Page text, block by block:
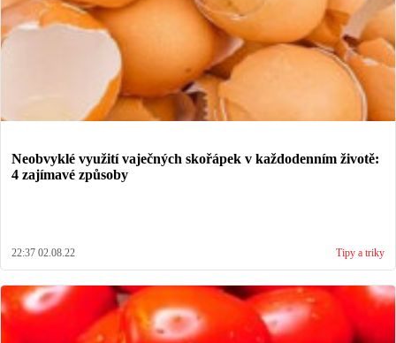
Neobvyklé využití vaječných skořápek v každodenním životě:
4 zajímavé způsoby
22:37 02.08.22 Tipy a triky